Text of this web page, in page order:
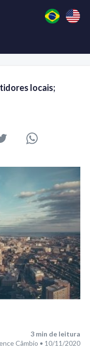
locais;
3 min de leitura
Câmbio • 10/11/2020